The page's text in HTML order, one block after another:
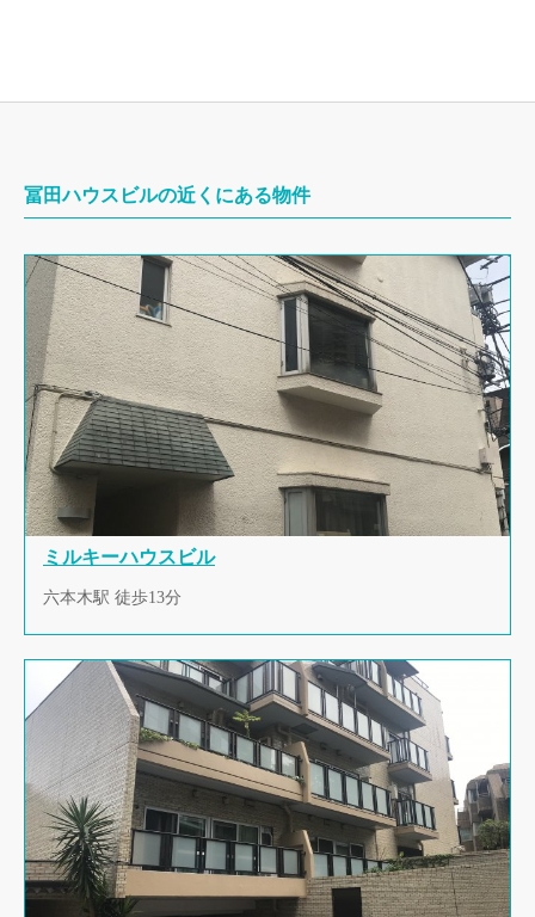
冨田ハウスビルの近くにある物件
ミルキーハウスビル
六本木駅 徒歩13分